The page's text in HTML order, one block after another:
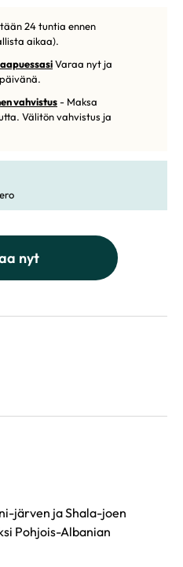
24 tuntia ennen
aikaa).
Varaa nyt ja
vahvistus- Maksa
Välitön vahvistus ja
nyt
järven ja Shala-joen
Pohjois-Albanian